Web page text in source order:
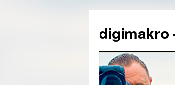
springen
digimakro